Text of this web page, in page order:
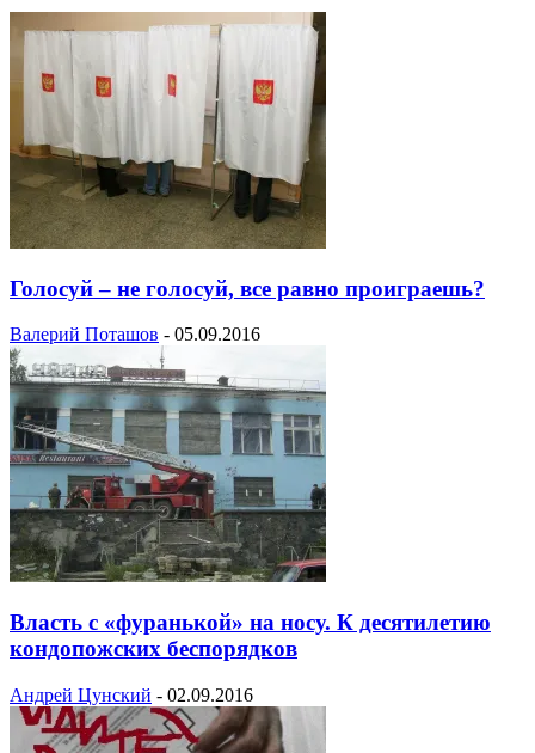
Голосуй – не голосуй, все равно проиграешь?
Валерий Поташов - 05.09.2016
Власть с «фуранькой» на носу. К десятилетию
кондопожских беспорядков
Андрей Цунский - 02.09.2016